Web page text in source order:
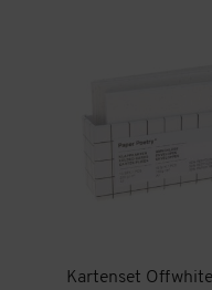
Kartenset